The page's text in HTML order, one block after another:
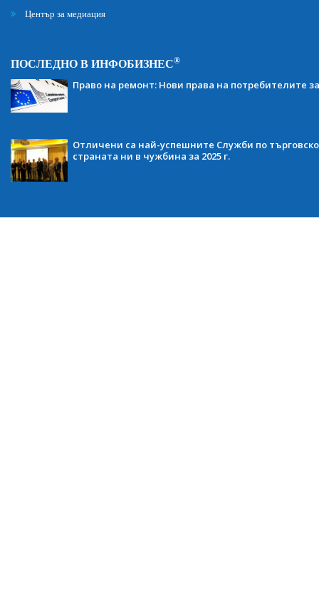
Център за медиация
ПОСЛЕДНО В ИНФОБИЗНЕС®
Право на ремонт: Нови права на потребителите
Отличени са най-успешните Служби по
страната ни в чужбина за 2025 г.